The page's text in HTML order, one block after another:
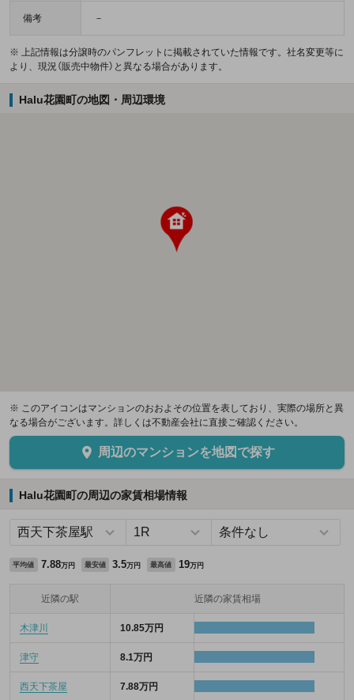
備考 －
※ 上記情報は分譲時のパンフレットに掲載されていた情報です。社名変更等に
より、現況（販売中物件）と異なる場合があります。
Halu花園町の地図・周辺環境
※ このアイコンはマンションのおおよその位置を表しており、実際の場所と異
なる場合がございます。詳しくは不動産会社に直接ご確認ください。
周辺のマンションを地図で探す
Halu花園町の周辺の家賃相場情報
平均値 7.88万円 最安値 3.5万円 最高値 19万円
近隣の駅 近隣の家賃相場
木津川 10.85万円
津守 8.1万円
西天下茶屋 7.88万円